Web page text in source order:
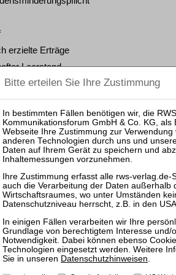
erzielte Erträge
Leerstand
Sachverständiger für
und Rechtsprechung frei.
Datenschutzhinweisen